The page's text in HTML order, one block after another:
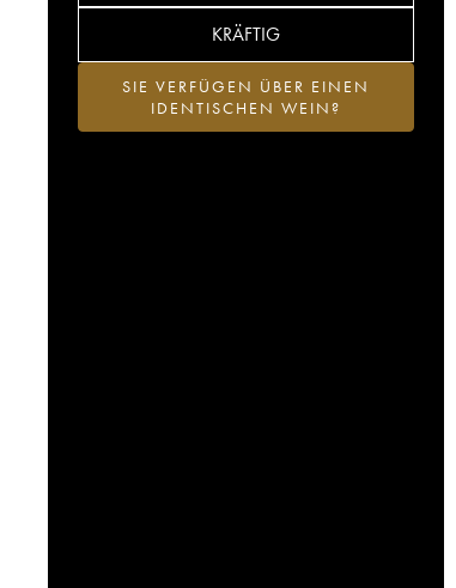
KRÄFTIG
SIE VERFÜGEN ÜBER EINEN
IDENTISCHEN WEIN?